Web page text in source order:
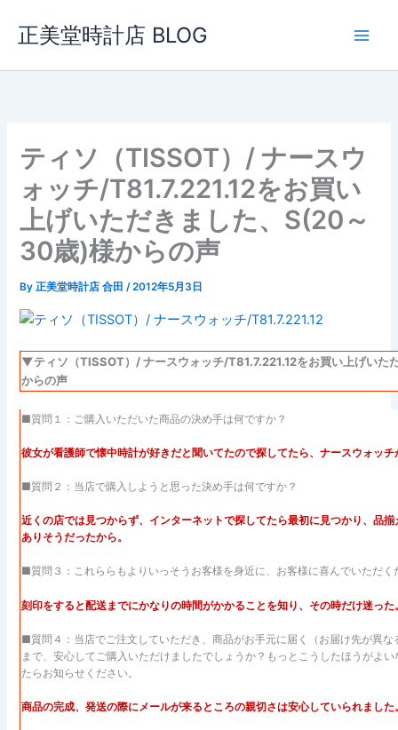
ス
正美堂時計店 BLOG
ティソ（TISSOT）/ ナースウ
ォッチ/T81.7.221.12をお買い
上げいただきました、S(20～
30歳)様からの声
By正美堂時計店 合田/2012年5月3日
▼ティソ（TISSOT）/ ナースウォッチ/T81.7.221.12をお買い上げいた
からの声
■質問１：ご購入いただいた商品の決め手は何ですか？
彼女が看護師で懐中時計が好きだと聞いてたので探してたら、ナースウォッ
■質問２：当店で購入しようと思った決め手は何ですか？
近くの店では見つからず、インターネットで探してたら最初に見つかり、品
ありそうだったから。
■質問３：これららもよりいっそうお客様を身近に、お客様に喜んでいただ
刻印をすると配送までにかなりの時間がかかることを知り、その時だけ迷った
■質問４：当店でご注文していただき、商品がお手元に届く（お届け先が異
まで、安心してご購入いただけましたでしょうか？もっとこうしたほうがよ
たらお知らせください。
商品の完成、発送の際にメールが来るところの親切さは安心していられました